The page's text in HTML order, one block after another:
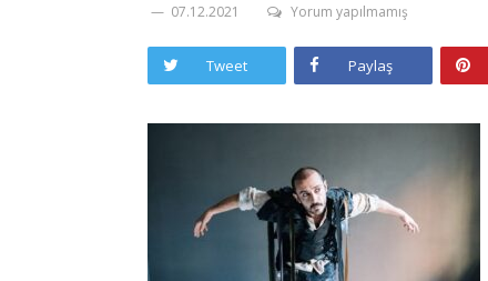
07.12.2021 Yorum yapılmamış
Tweet Paylaş